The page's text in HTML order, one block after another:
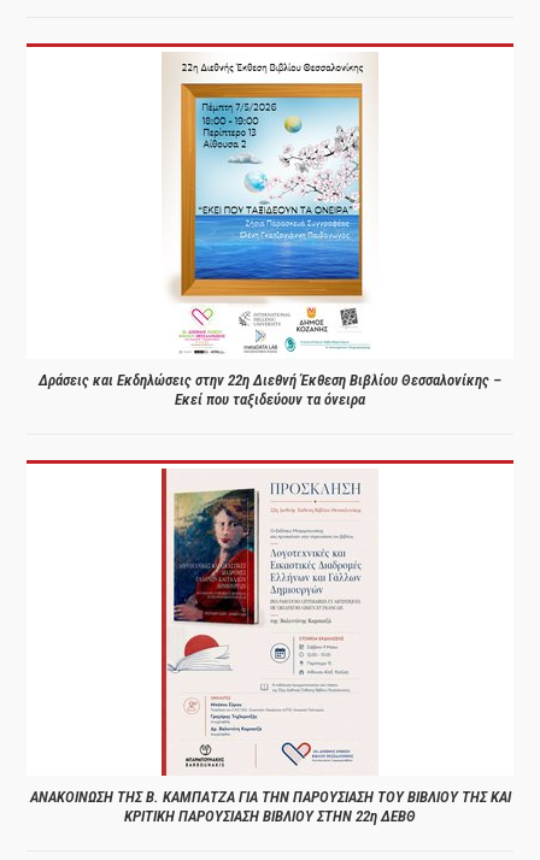
Δράσεις και Εκδηλώσεις στην 22η Διεθνή Έκθεση Βιβλίου Θεσσαλονίκης –
Εκεί που ταξιδεύουν τα όνειρα
ΑΝΑΚΟΙΝΩΣΗ ΤΗΣ Β. ΚΑΜΠΑΤΖΑ ΓΙΑ ΤΗΝ ΠΑΡΟΥΣΙΑΣΗ ΤΟΥ ΒΙΒΛΙΟΥ ΤΗΣ ΚΑΙ
ΚΡΙΤΙΚΗ ΠΑΡΟΥΣΙΑΣΗ ΒΙΒΛΙΟΥ ΣΤΗΝ 22η ΔΕΒΘ